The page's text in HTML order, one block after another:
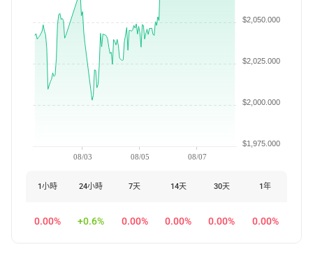
08/03 08/05 08/07
$1,975.000
$2,000.000
$2,025.000
$2,050.000
1小時 24小時 7天 14天 30天 1年
0.00% +0.6% 0.00% 0.00% 0.00% 0.00%